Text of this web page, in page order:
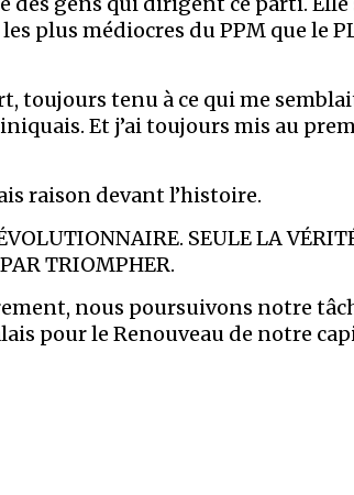
plus médiocres du PPM que le
toujours tenu à ce qui me
Et j’ai toujours mis au
raison devant l’histoire.
SEULE LA
TRIOMPHER.
nous poursuivons notre
pour le Renouveau de notre